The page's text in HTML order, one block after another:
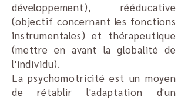
développement), rééducative
(objectif concernant les fonctions
instrumentales) et thérapeutique
(mettre en avant la globalité de
l'individu).
La psychomotricité est un moyen
de rétablir l'adaptation d'un